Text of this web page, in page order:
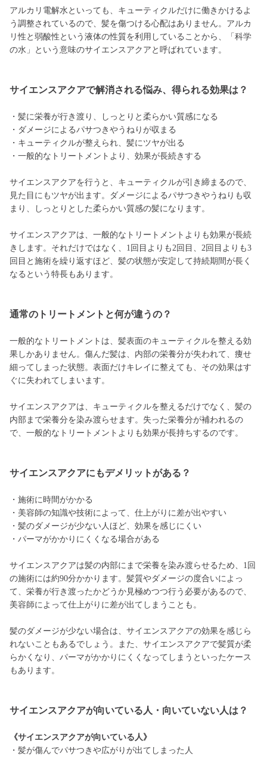
アルカリ電解水といっても、キューティクルだけに働きかけるよ
う調整されているので、髪を傷つける心配はありません。アルカ
リ性と弱酸性という液体の性質を利用していることから、「科学
の水」という意味のサイエンスアクアと呼ばれています。
サイエンスアクアで解消される悩み、得られる効果は？
・髪に栄養が行き渡り、しっとりと柔らかい質感になる
・ダメージによるパサつきやうねりが収まる
・キューティクルが整えられ、髪にツヤが出る
・一般的なトリートメントより、効果が長続きする
サイエンスアクアを行うと、キューティクルが引き締まるので、
見た目にもツヤが出ます。ダメージによるパサつきやうねりも収
まり、しっとりとした柔らかい質感の髪になります。
サイエンスアクアは、一般的なトリートメントよりも効果が長続
きします。それだけではなく、1回目よりも2回目、2回目よりも3
回目と施術を繰り返すほど、髪の状態が安定して持続期間が長く
なるという特長もあります。
通常のトリートメントと何が違うの？
一般的なトリートメントは、髪表面のキューティクルを整える効
果しかありません。傷んだ髪は、内部の栄養分が失われて、痩せ
細ってしまった状態。表面だけキレイに整えても、その効果はす
ぐに失われてしまいます。
サイエンスアクアは、キューティクルを整えるだけでなく、髪の
内部まで栄養分を染み渡らせます。失った栄養分が補われるの
で、一般的なトリートメントよりも効果が長持ちするのです。
サイエンスアクアにもデメリットがある？
・施術に時間がかかる
・美容師の知識や技術によって、仕上がりに差が出やすい
・髪のダメージが少ない人ほど、効果を感じにくい
・パーマがかかりにくくなる場合がある
サイエンスアクアは髪の内部にまで栄養を染み渡らせるため、1回
の施術には約90分かかります。髪質やダメージの度合いによっ
て、栄養が行き渡ったかどうか見極めつつ行う必要があるので、
美容師によって仕上がりに差が出てしまうことも。
髪のダメージが少ない場合は、サイエンスアクアの効果を感じら
れないこともあるでしょう。また、サイエンスアクアで髪質が柔
らかくなり、パーマがかかりにくくなってしまうといったケース
もあります。
サイエンスアクアが向いている人・向いていない人は？
《サイエンスアクアが向いている人》
・髪が傷んでパサつきや広がりが出てしまった人